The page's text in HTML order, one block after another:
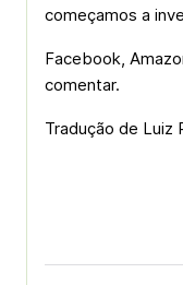
começamos a
Facebook,
comentar.
Tradução de Luiz